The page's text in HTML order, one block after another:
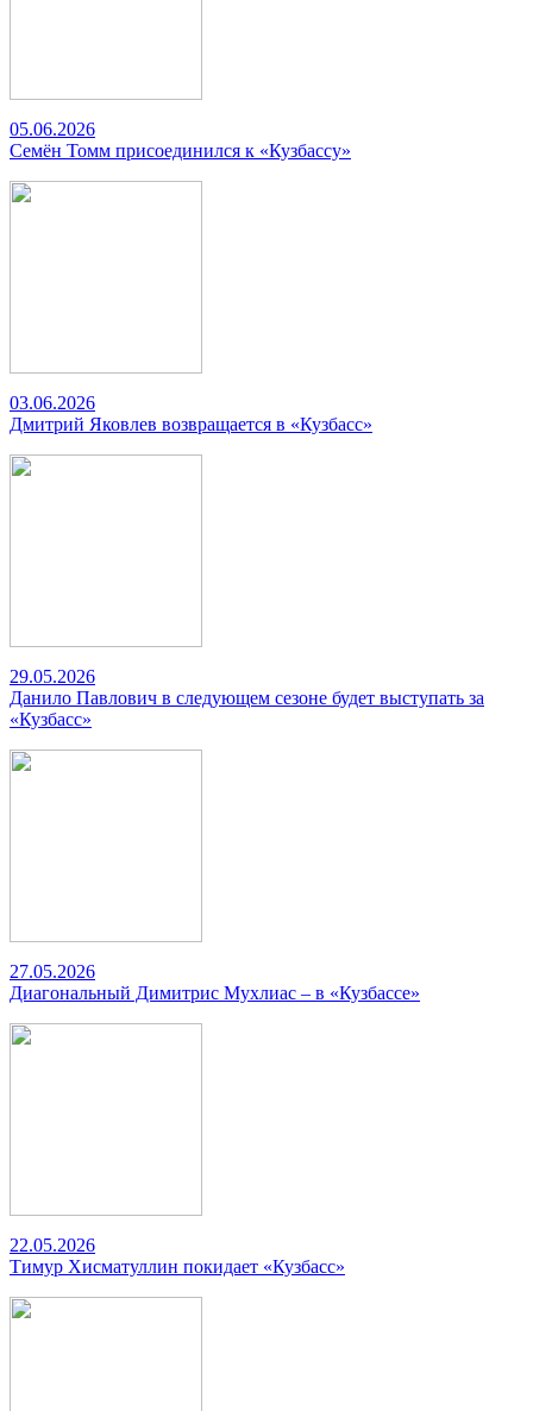
05.06.2026
Семён Томм присоединился к «Кузбассу»
03.06.2026
Дмитрий Яковлев возвращается в «Кузбасс»
29.05.2026
Данило Павлович в следующем сезоне будет выступать за
«Кузбасс»
27.05.2026
Диагональный Димитрис Мухлиас – в «Кузбассе»
22.05.2026
Тимур Хисматуллин покидает «Кузбасс»